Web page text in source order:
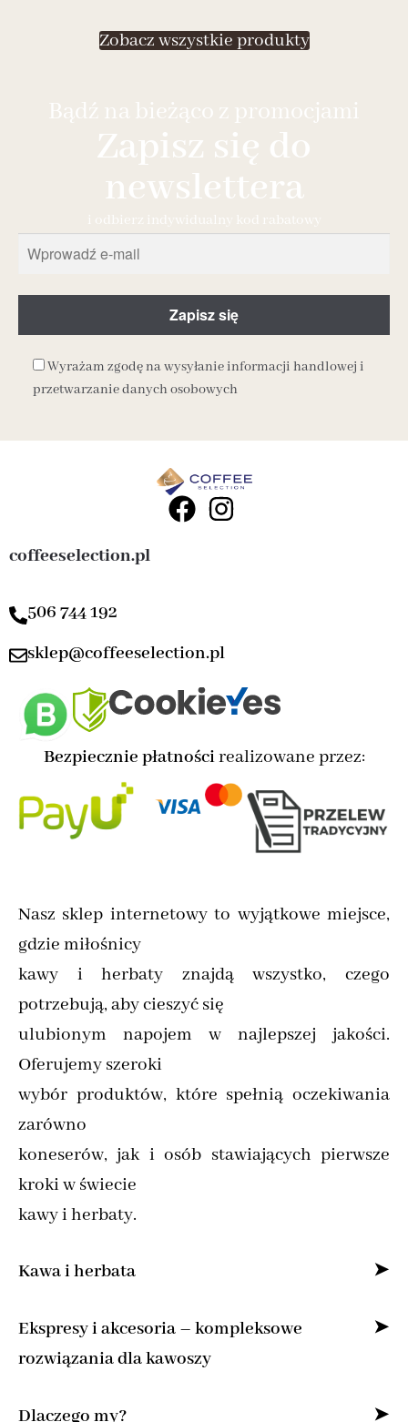
Zobacz wszystkie produkty
Bądź na bieżąco z promocjami
Zapisz się do
newslettera
i odbierz indywidualny kod rabatowy
Wyrażam zgodę na wysyłanie informacji handlowej i
przetwarzanie danych osobowych
coffeeselection.pl
506 744 192
sklep@coffeeselection.pl
Bezpiecznie płatnościrealizowane przez:
Nasz sklep internetowy to wyjątkowe miejsce,
gdzie miłośnicy
kawy i herbaty znajdą wszystko, czego
potrzebują, aby cieszyć się
ulubionym napojem w najlepszej jakości.
Oferujemy szeroki
wybór produktów, które spełnią oczekiwania
zarówno
koneserów, jak i osób stawiających pierwsze
kroki w świecie
kawy i herbaty.
Kawa i herbata
Specjalizujemy się w sprzedaży kawy ziarnistej
i mielonej online,
Ekspresy i akcesoria – kompleksowe
rozwiązania dla kawoszy
Dla osób, które pragną cieszyć się kawą jak z
Dlaczego my?